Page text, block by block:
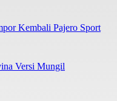
Kembali Pajero Sport
Versi Mungil